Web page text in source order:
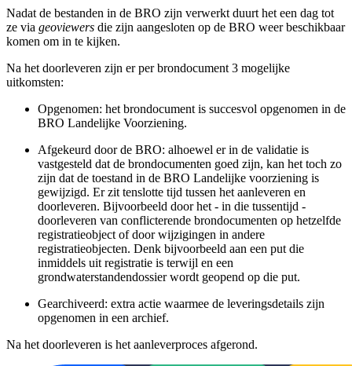
Nadat de bestanden in de BRO zijn verwerkt duurt het een dag tot
ze via geoviewers die zijn aangesloten op de BRO weer beschikbaar
komen om in te kijken.
Na het doorleveren zijn er per brondocument 3 mogelijke
uitkomsten:
Opgenomen: het brondocument is succesvol opgenomen in de
BRO Landelijke Voorziening.
Afgekeurd door de BRO: alhoewel er in de validatie is
vastgesteld dat de brondocumenten goed zijn, kan het toch zo
zijn dat de toestand in de BRO Landelijke voorziening is
gewijzigd. Er zit tenslotte tijd tussen het aanleveren en
doorleveren. Bijvoorbeeld door het - in die tussentijd -
doorleveren van conflicterende brondocumenten op hetzelfde
registratieobject of door wijzigingen in andere
registratieobjecten. Denk bijvoorbeeld aan een put die
inmiddels uit registratie is terwijl en een
grondwaterstandendossier wordt geopend op die put.
Gearchiveerd: extra actie waarmee de leveringsdetails zijn
opgenomen in een archief.
Na het doorleveren is het aanleverproces afgerond.